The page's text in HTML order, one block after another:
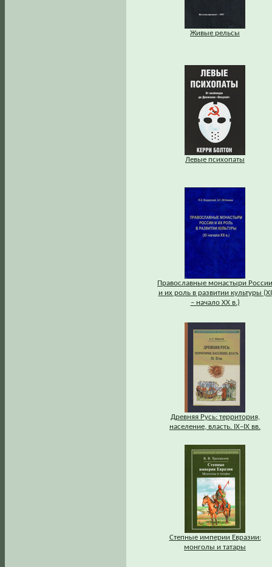
Живые рельсы
Левые психопаты
Православные монастыри России
и их роль в развитии культуры (XI
– начало XX в.)
Древняя Русь: территория,
население, власть. IХ–IХ вв.
Степные империи Евразии:
монголы и татары